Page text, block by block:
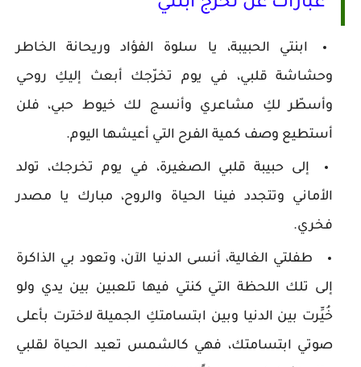
عبارات عن تخرج ابنتي
ابنتي الحبيبة، يا سلوة الفؤاد وريحانة الخاطر
وحشاشة قلبي، في يوم تخرّجك أبعث إليكِ روحي
وأسطّر لكِ مشاعري وأنسج لك خيوط حبي، فلن
أستطيع وصف كمية الفرح التي أعيشها اليوم.
إلى حبيبة قلبي الصغيرة، في يوم تخرجك، تولد
الأماني وتتجدد فينا الحياة والروح، مبارك يا مصدر
فخري.
طفلتي الغالية، أنسى الدنيا الآن، وتعود بي الذاكرة
إلى تلك اللحظة التي كنتي فيها تلعبين بين يدي ولو
خُيِّرت بين الدنيا وبين ابتسامتكِ الجميلة لاخترت بأعلى
صوتي ابتسامتك، فهي كالشمس تعيد الحياة لقلبي